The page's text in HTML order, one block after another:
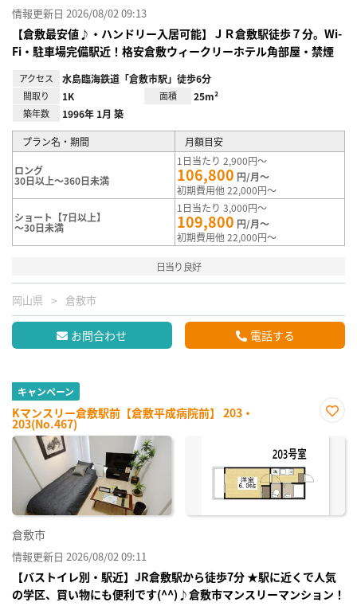
情報更新日 2026/08/02 09:13
【倉敷最安値♪・ハンドリー入居可能】ＪＲ倉敷駅徒歩７分。Wi-
Fi・駐車場完備駅近！格安倉敷ウィークリーホテル角部屋・禁煙
アクセス 水島臨海鉄道「倉敷市駅」徒歩6分
間取り 1K 面積 25m²
築年数 1996年 1月 築
プラン名・期間 月額目安
ロング
30日以上～360日未満
1日当たり 2,900円～
106,800 円/月～
初期費用他 22,000円～
ショート【7日以上】
～30日未満
1日当たり 3,000円～
109,800 円/月～
初期費用他 22,000円～
日当り良好
岡山県 倉敷市
お問合わせ 電話する
キャンペーン
Kマンスリー倉敷駅前【倉敷平成病院前】 203・
203(No.467)
に入
倉敷市
情報更新日 2026/08/02 09:11
【バストイレ別・駅近】JR倉敷駅から徒歩7分 ★駅に近くで人気
の学区、買い物にも便利です(^^)♪倉敷市マンスリーマンション！